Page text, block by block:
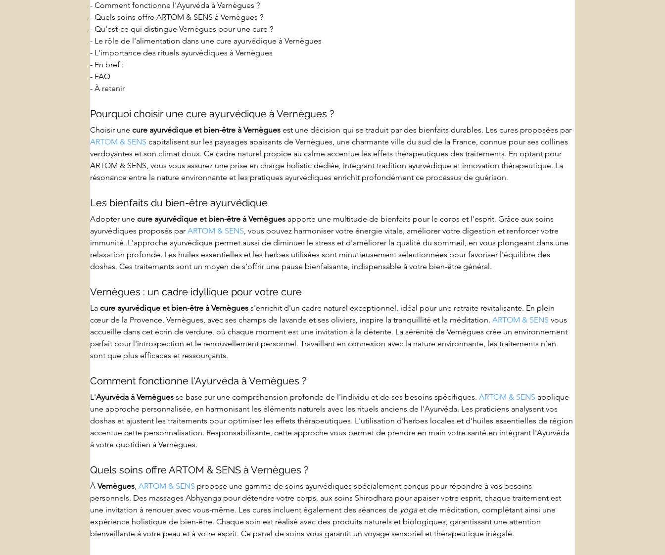
- Comment fonctionne l'Ayurvéda à Vernègues ?
- Quels soins offre ARTOM & SENS à Vernègues ?
- Qu'est-ce qui distingue Vernègues pour une cure ?
- Le rôle de l'alimentation dans une cure ayurvédique à Vernègues
- L'importance des rituels ayurvédiques à Vernègues
- En bref :
- FAQ
- À retenir
Pourquoi choisir une cure ayurvédique à Vernègues ?
Choisir une cure ayurvédique et bien-être à Vernègues est une décision qui se traduit par des bienfaits durables. Les cures proposées par
ARTOM & SENS capitalisent sur les paysages apaisants de Vernègues, une charmante ville du sud de la France, connue pour ses collines
verdoyantes et son climat doux. Ce cadre naturel propice au calme accentue les effets thérapeutiques des traitements. En optant pour
ARTOM & SENS, vous vous assurez une prise en charge holistic dédiée, intégrant tradition ayurvédique et innovation thérapeutique. La
résonance entre la nature environnante et les pratiques ayurvédiques enrichit profondément ce processus de guérison.
Les bienfaits du bien-être ayurvédique
Adopter une cure ayurvédique et bien-être à Vernègues apporte une multitude de bienfaits pour le corps et l'esprit. Grâce aux soins
ayurvédiques proposés par ARTOM & SENS, vous pouvez harmoniser votre énergie vitale, améliorer votre digestion et renforcer votre
immunité. L'approche ayurvédique permet aussi de diminuer le stress et d'améliorer la qualité du sommeil, en vous plongeant dans une
relaxation profonde. Les huiles essentielles et les herbes utilisées sont minutieusement sélectionnées pour favoriser l'équilibre des
doshas. Ces traitements sont un moyen de s’offrir une pause bienfaisante, indispensable à votre bien-être général.
Vernègues : un cadre idyllique pour votre cure
La cure ayurvédique et bien-être à Vernègues s'enrichit d'un cadre naturel exceptionnel, idéal pour une retraite revitalisante. En plein
cœur de la Provence, Vernègues, avec ses champs de lavande et ses oliviers, inspire la tranquillité et la méditation. ARTOM & SENS vous
accueille dans cet écrin de verdure, où chaque moment est une invitation à la détente. La sérénité de Vernègues crée un environnement
parfait pour l'introspection et le renouvellement personnel. Travaillant en connexion avec la nature environnante, les traitements n’en
sont que plus efficaces et ressourçants.
Comment fonctionne l'Ayurvéda à Vernègues ?
L'Ayurvéda à Vernègues se base sur une compréhension profonde de l'individu et de ses besoins spécifiques. ARTOM & SENS applique
une approche personnalisée, en harmonisant les éléments naturels avec les rituels anciens de l'Ayurvéda. Les praticiens analysent vos
doshas et ajustent les traitements pour optimiser les effets thérapeutiques. L'utilisation d'herbes locales et d'huiles essentielles de région
accentue cette personnalisation. Responsabilisante, cette approche vous permet de prendre en main votre santé en intégrant l'Ayurvéda
à votre quotidien à Vernègues.
Quels soins offre ARTOM & SENS à Vernègues ?
À Vernègues, ARTOM & SENS propose une gamme de soins ayurvédiques spécialement conçus pour répondre à vos besoins
personnels. Des massages Abhyanga pour détendre votre corps, aux soins Shirodhara pour apaiser votre esprit, chaque traitement est
une invitation à renouer avec vous-même. Les cures incluent également des séances de yoga et de méditation, complétant ainsi une
expérience holistique de bien-être. Chaque soin est réalisé avec des produits naturels et biologiques, garantissant une attention
bienveillante à votre peau et à votre esprit. Ce panel de soins vous garantit un voyage sensoriel et thérapeutique inégalé.